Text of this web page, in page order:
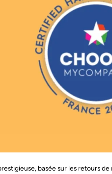
basée sur les retours